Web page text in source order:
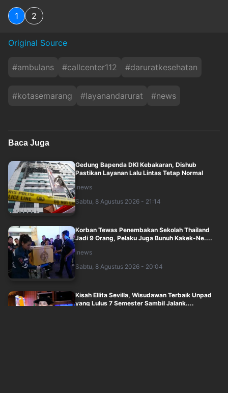
1 2
Original Source
#ambulans #callcenter112 #daruratkesehatan
#kotasemarang #layanandarurat #news
Baca Juga
Gedung Bapenda DKI Kebakaran, Dishub
Pastikan Layanan Lalu Lintas Tetap Normal
inews
Sabtu, 8 Agustus 2026 - 21:14
Korban Tewas Penembakan Sekolah Thailand
Jadi 9 Orang, Pelaku Juga Bunuh Kakek-Ne....
inews
Sabtu, 8 Agustus 2026 - 20:04
Kisah Ellita Sevilla, Wisudawan Terbaik Unpad
yang Lulus 7 Semester Sambil Jalank....